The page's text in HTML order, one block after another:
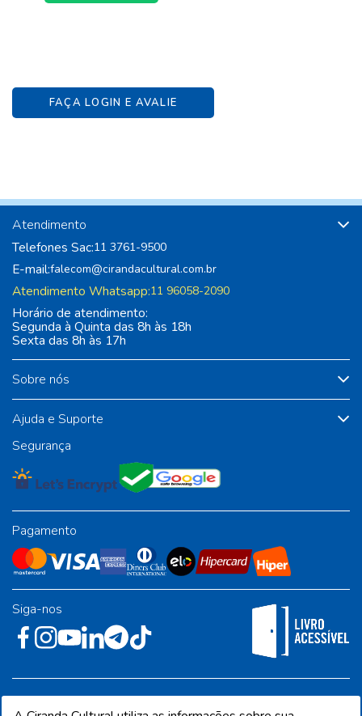
FAÇA LOGIN E AVALIE
Sobre nós
Ajuda e Suporte
Atendimento
Telefones Sac:11 3761-9500
E-mail:falecom@cirandacultural.com.br
Atendimento Whatsapp:11 96058-2090
Horário de atendimento:
Segunda à Quinta das 8h às 18h
Sexta das 8h às 17h
Segurança
Pagamento
Siga-nos